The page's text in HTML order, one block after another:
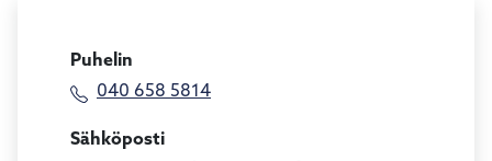
Puhelin
040 658 5814
Sähköposti